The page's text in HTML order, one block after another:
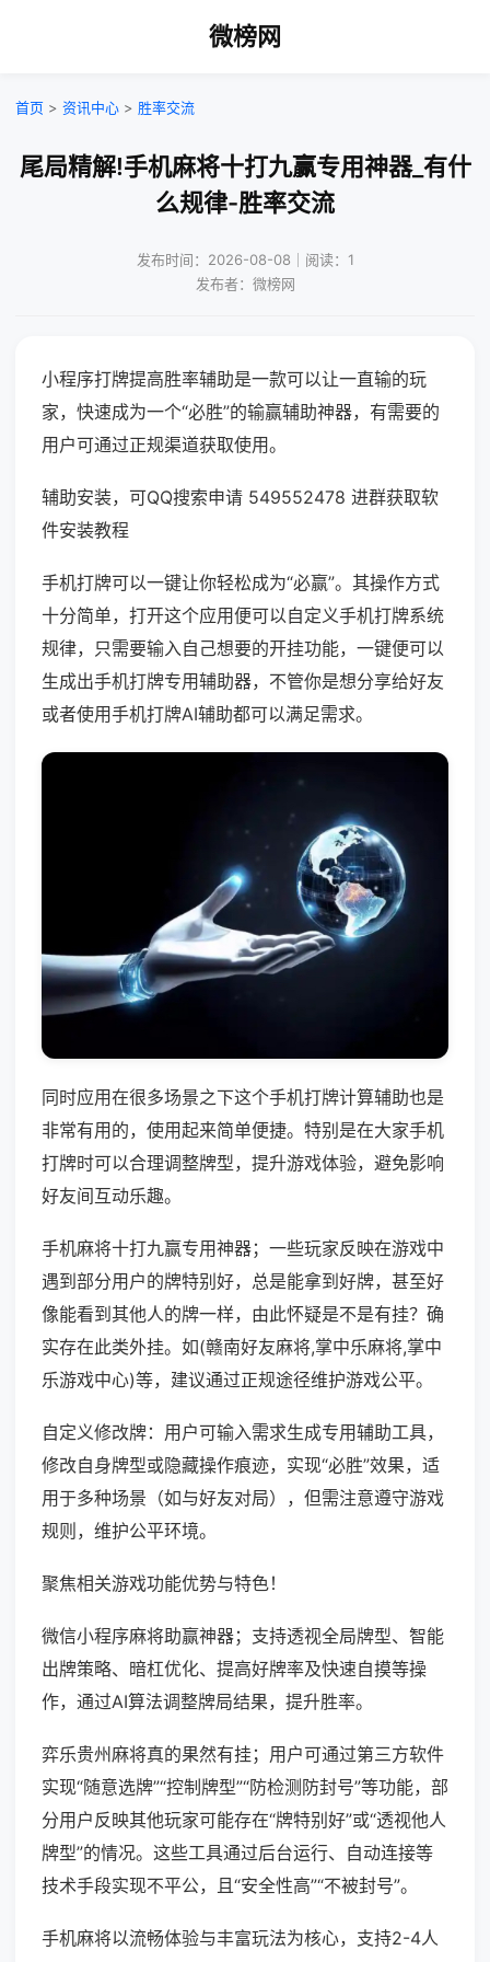
微榜网
首页 > 资讯中心 > 胜率交流
尾局精解!手机麻将十打九赢专用神器_有什
么规律-胜率交流
发布时间：2026-08-08｜阅读：1
发布者：微榜网
小程序打牌提高胜率辅助是一款可以让一直输的玩
家，快速成为一个“必胜”的输赢辅助神器，有需要的
用户可通过正规渠道获取使用。
辅助安装，可QQ搜索申请 549552478 进群获取软
件安装教程
手机打牌可以一键让你轻松成为“必赢”。其操作方式
十分简单，打开这个应用便可以自定义手机打牌系统
规律，只需要输入自己想要的开挂功能，一键便可以
生成出手机打牌专用辅助器，不管你是想分享给好友
或者使用手机打牌AI辅助都可以满足需求。
同时应用在很多场景之下这个手机打牌计算辅助也是
非常有用的，使用起来简单便捷。特别是在大家手机
打牌时可以合理调整牌型，提升游戏体验，避免影响
好友间互动乐趣。
手机麻将十打九赢专用神器；一些玩家反映在游戏中
遇到部分用户的牌特别好，总是能拿到好牌，甚至好
像能看到其他人的牌一样，由此怀疑是不是有挂？确
实存在此类外挂。如(赣南好友麻将,掌中乐麻将,掌中
乐游戏中心)等，建议通过正规途径维护游戏公平。
自定义修改牌：用户可输入需求生成专用辅助工具，
修改自身牌型或隐藏操作痕迹，实现“必胜”效果，适
用于多种场景（如与好友对局），但需注意遵守游戏
规则，维护公平环境。
聚焦相关游戏功能优势与特色！
微信小程序麻将助赢神器；支持透视全局牌型、智能
出牌策略、暗杠优化、提高好牌率及快速自摸等操
作，通过AI算法调整牌局结果，提升胜率。
弈乐贵州麻将真的果然有挂；用户可通过第三方软件
实现“随意选牌”“控制牌型”“防检测防封号”等功能，部
分用户反映其他玩家可能存在“牌特别好”或“透视他人
牌型”的情况。这些工具通过后台运行、自动连接等
技术手段实现不平公，且“安全性高”“不被封号”。
手机麻将以流畅体验与丰富玩法为核心，支持2-4人